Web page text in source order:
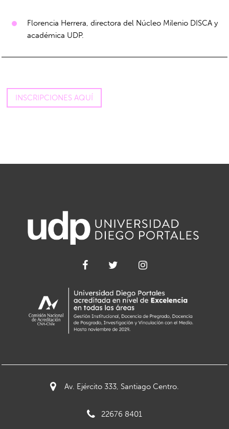
Florencia Herrera, directora del Núcleo Milenio DISCA y
académica UDP.
INSCRIPCIONES AQUÍ
Av. Ejército 333, Santiago Centro.
22676 8401